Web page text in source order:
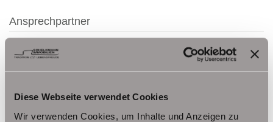
Diese Webseite verwendet Cookies
Wir verwenden Cookies, um Inhalte und Anzeigen zu
Ansprechpartner
Frau Beate Schelkmann
Mobil: 00491714769991
info@schelkmann.de